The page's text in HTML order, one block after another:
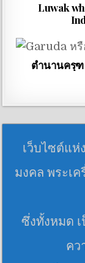
Luwak
ตำนานครุฑ
เว็บไซต์แห่
มงคล พระเ
ซึ่งทั้งหมด
คว